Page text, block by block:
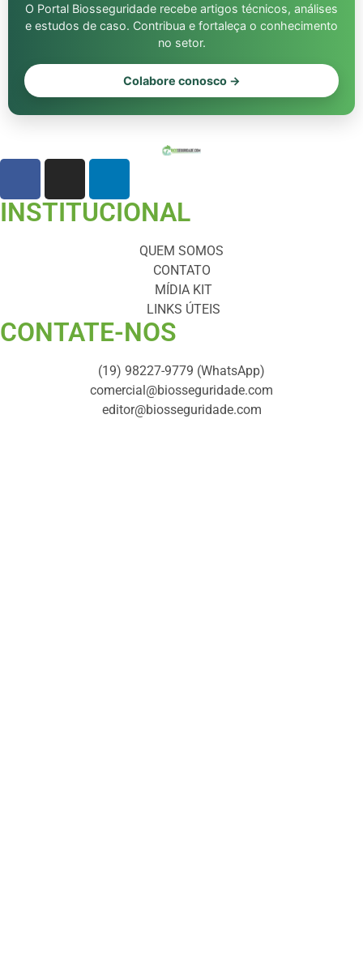
O Portal Biosseguridade recebe artigos técnicos, análises
e estudos de caso. Contribua e fortaleça o conhecimento
no setor.
Colabore conosco →
INSTITUCIONAL
QUEM SOMOS
CONTATO
MÍDIA KIT
LINKS ÚTEIS
CONTATE-NOS ​
(19) 98227-9779 (WhatsApp)
comercial@biosseguridade.com
editor@biosseguridade.com